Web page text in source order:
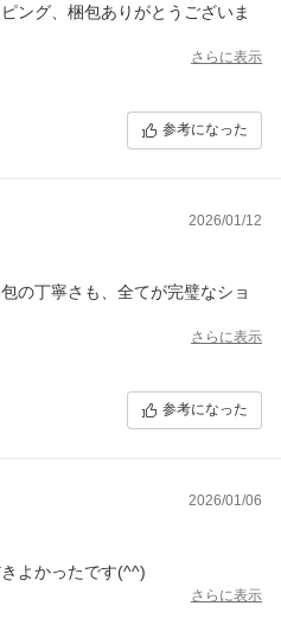
ング、梱包ありがとうございま
さらに表示
参考になった
2026/01/12
の丁寧さも、全てが完璧なショ
さらに表示
参考になった
2026/01/06
よかったです(^^)
さらに表示